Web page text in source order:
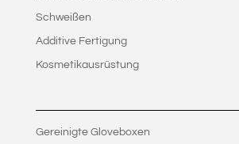
Schweißen
Additive Fertigung
Kosmetikausrüstung
Gereinigte Gloveboxen